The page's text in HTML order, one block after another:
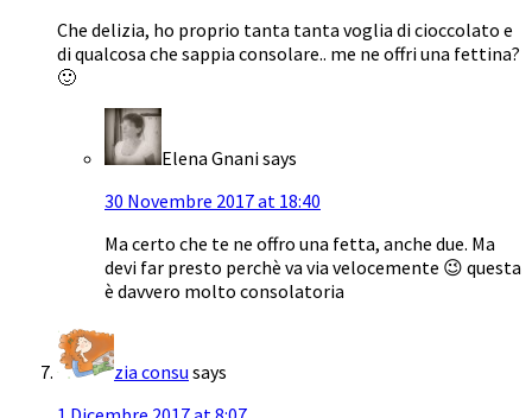
Che delizia, ho proprio tanta tanta voglia di cioccolato e
di qualcosa che sappia consolare.. me ne offri una fettina?
🙂
Elena Gnanisays
30 Novembre 2017 at 18:40
Ma certo che te ne offro una fetta, anche due. Ma
devi far presto perchè va via velocemente 😉 questa
è davvero molto consolatoria
zia consu says